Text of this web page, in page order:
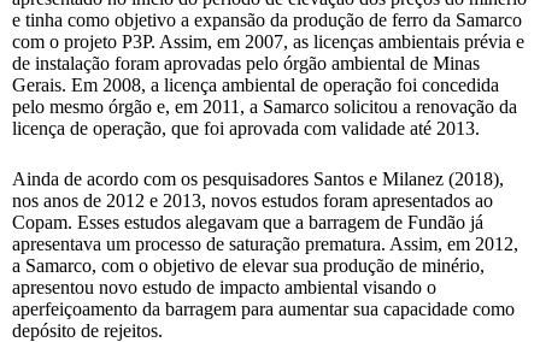
e tinha como objetivo a expansão da produção de ferro da Samarco
com o projeto P3P. Assim, em 2007, as licenças ambientais prévia e
de instalação foram aprovadas pelo órgão ambiental de Minas
Gerais. Em 2008, a licença ambiental de operação foi concedida
pelo mesmo órgão e, em 2011, a Samarco solicitou a renovação da
licença de operação, que foi aprovada com validade até 2013.
Ainda de acordo com os pesquisadores Santos e Milanez (2018),
nos anos de 2012 e 2013, novos estudos foram apresentados ao
Copam. Esses estudos alegavam que a barragem de Fundão já
apresentava um processo de saturação prematura. Assim, em 2012,
a Samarco, com o objetivo de elevar sua produção de minério,
apresentou novo estudo de impacto ambiental visando o
aperfeiçoamento da barragem para aumentar sua capacidade como
depósito de rejeitos.